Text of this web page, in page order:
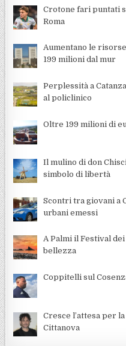
Crotone fari puntati
Roma
Aumentano le
199 milioni dal mur
Perplessità a
al policlinico
Oltre 199 milioni di
Il mulino di don
simbolo di libertà
Scontri tra giovani a
urbani emessi
A Palmi il Festival
bellezza
Coppitelli sul
Cresce l’attesa per
Cittanova